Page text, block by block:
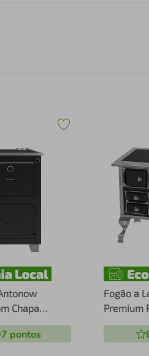
Chapa
Saída
pontos
Fogão a
Premium
Lado